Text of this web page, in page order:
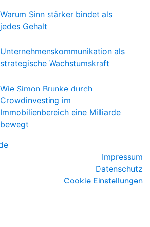
Warum Sinn stärker bindet als
jedes Gehalt
Unternehmenskommunikation als
strategische Wachstumskraft
Wie Simon Brunke durch
Crowdinvesting im
Immobilienbereich eine Milliarde
bewegt
Impressum
Datenschutz
Cookie Einstellungen